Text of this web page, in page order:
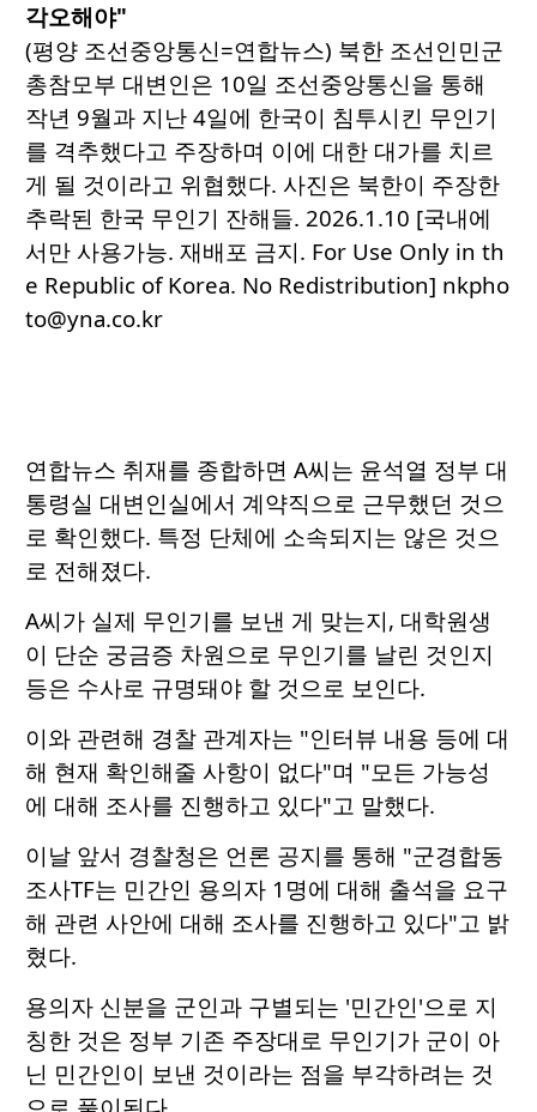
각오해야"
(평양 조선중앙통신=연합뉴스) 북한 조선인민군
총참모부 대변인은 10일 조선중앙통신을 통해
작년 9월과 지난 4일에 한국이 침투시킨 무인기
를 격추했다고 주장하며 이에 대한 대가를 치르
게 될 것이라고 위협했다. 사진은 북한이 주장한
추락된 한국 무인기 잔해들. 2026.1.10 [국내에
서만 사용가능. 재배포 금지. For Use Only in th
e Republic of Korea. No Redistribution] nkpho
to@yna.co.kr
연합뉴스 취재를 종합하면 A씨는 윤석열 정부 대
통령실 대변인실에서 계약직으로 근무했던 것으
로 확인했다. 특정 단체에 소속되지는 않은 것으
로 전해졌다.
A씨가 실제 무인기를 보낸 게 맞는지, 대학원생
이 단순 궁금증 차원으로 무인기를 날린 것인지
등은 수사로 규명돼야 할 것으로 보인다.
이와 관련해 경찰 관계자는 "인터뷰 내용 등에 대
해 현재 확인해줄 사항이 없다"며 "모든 가능성
에 대해 조사를 진행하고 있다"고 말했다.
이날 앞서 경찰청은 언론 공지를 통해 "군경합동
조사TF는 민간인 용의자 1명에 대해 출석을 요구
해 관련 사안에 대해 조사를 진행하고 있다"고 밝
혔다.
용의자 신분을 군인과 구별되는 '민간인'으로 지
칭한 것은 정부 기존 주장대로 무인기가 군이 아
닌 민간인이 보낸 것이라는 점을 부각하려는 것